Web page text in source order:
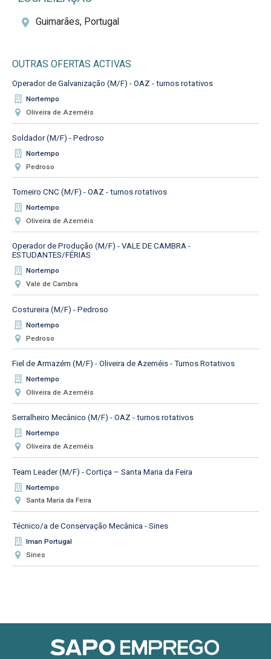
Guimarães, Portugal
OUTRAS OFERTAS ACTIVAS
Operador de Galvanização (M/F) - OAZ - turnos rotativos
Nortempo
Oliveira de Azeméis
Soldador (M/F) - Pedroso
Nortempo
Pedroso
Torneiro CNC (M/F) - OAZ - turnos rotativos
Nortempo
Oliveira de Azeméis
Operador de Produção (M/F) - VALE DE CAMBRA -
ESTUDANTES/FÉRIAS
Nortempo
Vale de Cambra
Costureira (M/F) - Pedroso
Nortempo
Pedroso
Fiel de Armazém (M/F) - Oliveira de Azeméis - Turnos Rotativos
Nortempo
Oliveira de Azeméis
Serralheiro Mecânico (M/F) - OAZ - turnos rotativos
Nortempo
Oliveira de Azeméis
Team Leader (M/F) - Cortiça – Santa Maria da Feira
Nortempo
Santa Maria da Feira
Técnico/a de Conservação Mecânica - Sines
Iman Portugal
Sines